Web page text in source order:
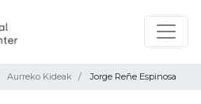
Aurreko Kideak Jorge Reñe Espinosa